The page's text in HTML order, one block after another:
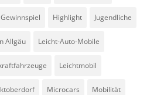
Gewinnspiel Highlight Jugendliche
Allgäu Leicht-Auto-Mobile
Leichtmobil
Microcars Mobilität